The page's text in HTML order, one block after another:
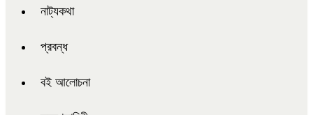
নাট্যকথা
প্রবন্ধ
বই আলোচনা